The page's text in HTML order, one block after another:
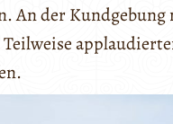
An der Kundgebung